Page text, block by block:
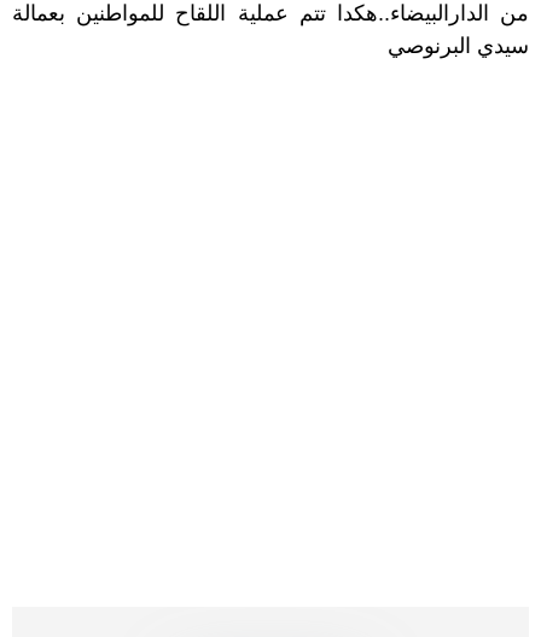
من الدارالبيضاء..هكدا تتم عملية اللقاح للمواطنين بعمالة
سيدي البرنوصي